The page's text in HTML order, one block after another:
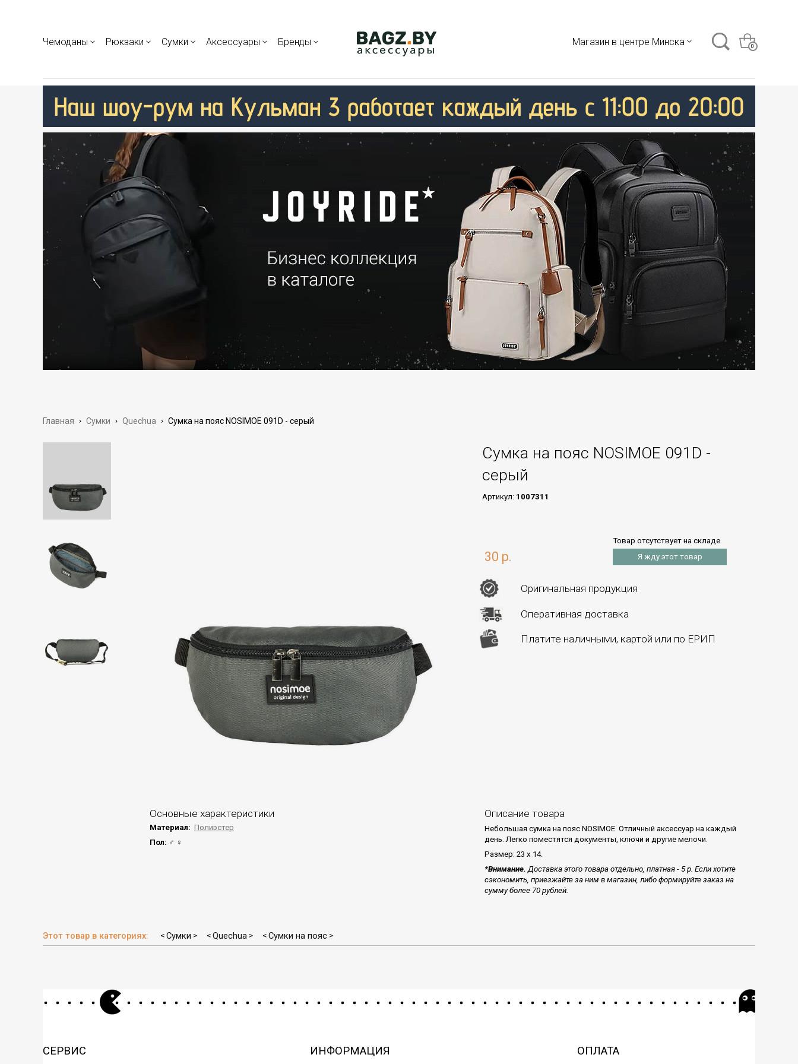
Чемоданы Рюкзаки Сумки Аксессуары Бренды Магазин в центре Минска 0
Главная › Сумки › Quechua › Сумка на пояс NOSIMOE 091D - серый
Сумка на пояс NOSIMOE 091D -
серый
Артикул: 1007311
30 р.
Товар отсутствует на складе
Я жду этот товар
Оригинальная продукция
Оперативная доставка
Платите наличными, картой или по ЕРИП
Основные характеристики
Материал: Полиэстер
Пол: ♂ ♀
Описание товара
Небольшая сумка на пояс NOSIMOE. Отличный аксессуар на каждый
день. Легко поместятся документы, ключи и другие мелочи.
Размер: 23 х 14.
*Внимание. Доставка этого товара отдельно, платная - 5 р. Если хотите
сэкономить, приезжайте за ним в магазин, либо формируйте заказ на
сумму более 70 рублей.
Этот товар в категориях: < Сумки > < Quechua > < Сумки на пояс >
СЕРВИС ИНФОРМАЦИЯ ОПЛАТА